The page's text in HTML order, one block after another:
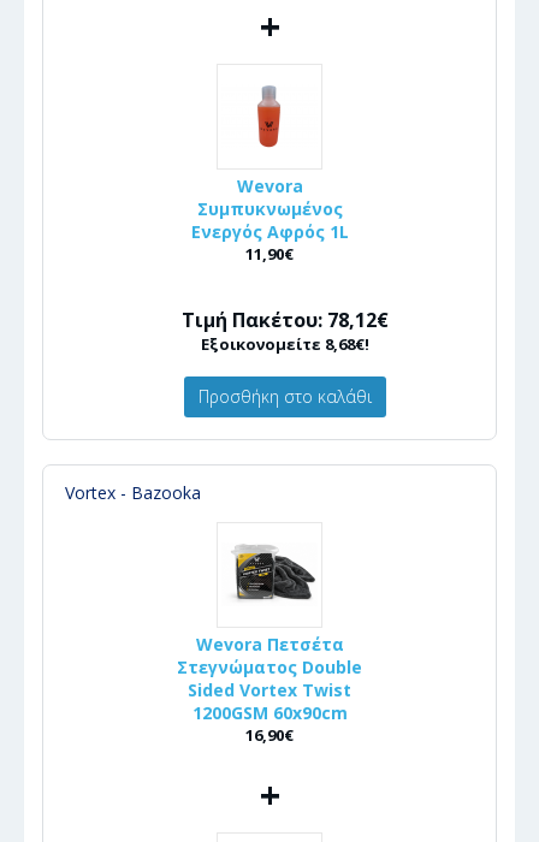
+
Wevora
Συμπυκνωμένος
Ενεργός Αφρός 1L
11,90€
Τιμή Πακέτου: 78,12€
Εξοικονομείτε 8,68€!
Προσθήκη στο καλάθι
Vortex - Bazooka
Wevora Πετσέτα
Στεγνώματος Double
Sided Vortex Twist
1200GSM 60x90cm
16,90€
+